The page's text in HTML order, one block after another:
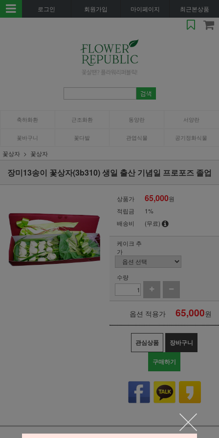
로그인 회원가입 마이페이지 최근본상품
축하화환 근조화환 동양란 서양란
꽃바구니 꽃다발 관엽식물 공기정화식물
꽃상자 꽃상자
장미13송이 꽃상자(3b310) 생일 출산 기념일 프로포즈 졸업
상품가 65,000원
적립금
1%
배송비
(무료)
케이크 추
가
수량
옵션 적용가 65,000원
관심상품 장바구니
구매하기